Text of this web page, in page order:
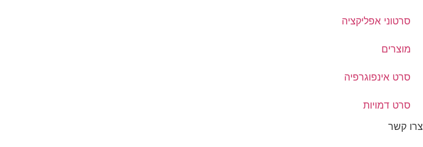
סרטוני אפליקציה
מוצרים
סרט אינפוגרפיה
סרט דמויות
צרו קשר